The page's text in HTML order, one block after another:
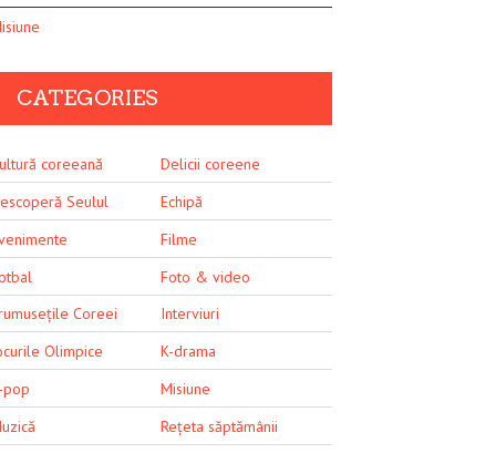
CATEGORIES
coreeană
Delicii coreene
Seulul
Echipă
Filme
Foto & video
Coreei
Interviuri
Olimpice
K-drama
pop
Misiune
Rețeta săptămânii